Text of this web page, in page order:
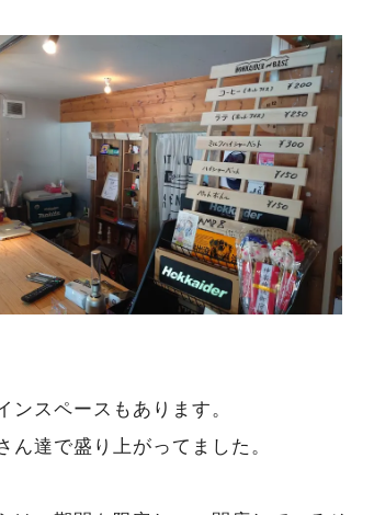
スペースもあります。
達で盛り上がってました。